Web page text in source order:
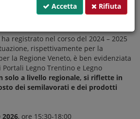
Accetta
Rifiuta
registrato nel corso del 2024 – 2025
rispettivamente per la
la Regione Veneto, è ben evidenziata
Legno Trentino e Legno
solo a livello regionale, si riflette in
dei semilavorati e dei prodotti
2026, ore 15:30-18:00